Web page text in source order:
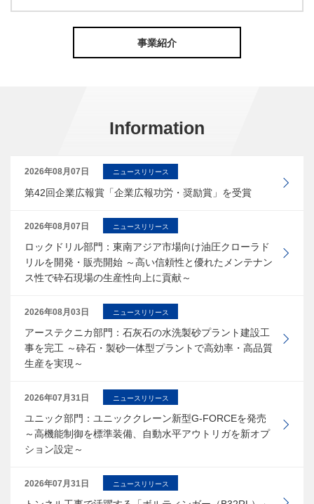
事業紹介
Information
2026年08月07日 ニュースリリース
第42回企業広報賞「企業広報功労・奨励賞」を受賞
2026年08月07日 ニュースリリース
ロックドリル部門：東南アジア市場向け油圧クローラド
リルを開発・販売開始 ～高い信頼性と優れたメンテナン
ス性で砕石現場の生産性向上に貢献～
2026年08月03日 ニュースリリース
アーステクニカ部門：石灰石の水洗製砂プラント建設工
事を完工 ～砕石・製砂一体型プラントで高効率・高品質
生産を実現～
2026年07月31日 ニュースリリース
ユニック部門：ユニッククレーン新型G-FORCEを発売
～高機能制御を標準装備、自動水平アウトリガを新オプ
ション設定～
2026年07月31日 ニュースリリース